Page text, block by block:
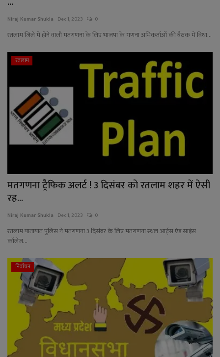
Niraj Kumar Shukla Dec 1, 2023 0
रतलाम जिले में होने वाली मतगणना के लिए भाजपा के गणना अभिकर्ताओं की बैठक में विधा...
रतलाम
मतगणना ट्रैफिक अलर्ट ! 3 दिसंबर को रतलाम शहर में ऐसी
रह...
Niraj Kumar Shukla Dec 1, 2023 0
रतलाम यातायात पुलिस ने मतगणना 3 दिसंबर के लिए मतगणना स्थल आर्ट्स एंड साइंस
कॉलेज...
निर्वाचन